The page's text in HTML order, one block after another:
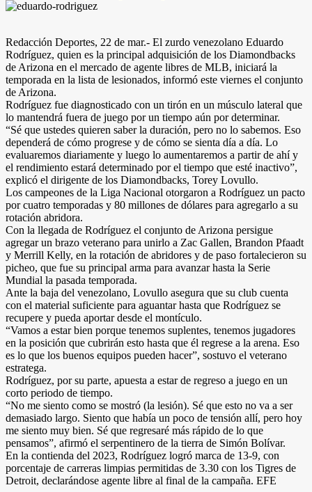
Redacción Deportes, 22 de mar.- El zurdo venezolano Eduardo
Rodríguez, quien es la principal adquisición de los Diamondbacks
de Arizona en el mercado de agente libres de MLB, iniciará la
temporada en la lista de lesionados, informó este viernes el conjunto
de Arizona.
Rodríguez fue diagnosticado con un tirón en un músculo lateral que
lo mantendrá fuera de juego por un tiempo aún por determinar.
“Sé que ustedes quieren saber la duración, pero no lo sabemos. Eso
dependerá de cómo progrese y de cómo se sienta día a día. Lo
evaluaremos diariamente y luego lo aumentaremos a partir de ahí y
el rendimiento estará determinado por el tiempo que esté inactivo”,
explicó el dirigente de los Diamondbacks, Torey Lovullo.
Los campeones de la Liga Nacional otorgaron a Rodríguez un pacto
por cuatro temporadas y 80 millones de dólares para agregarlo a su
rotación abridora.
Con la llegada de Rodríguez el conjunto de Arizona persigue
agregar un brazo veterano para unirlo a Zac Gallen, Brandon Pfaadt
y Merrill Kelly, en la rotación de abridores y de paso fortalecieron su
picheo, que fue su principal arma para avanzar hasta la Serie
Mundial la pasada temporada.
Ante la baja del venezolano, Lovullo asegura que su club cuenta
con el material suficiente para aguantar hasta que Rodríguez se
recupere y pueda aportar desde el montículo.
“Vamos a estar bien porque tenemos suplentes, tenemos jugadores
en la posición que cubrirán esto hasta que él regrese a la arena. Eso
es lo que los buenos equipos pueden hacer”, sostuvo el veterano
estratega.
Rodríguez, por su parte, apuesta a estar de regreso a juego en un
corto periodo de tiempo.
“No me siento como se mostró (la lesión). Sé que esto no va a ser
demasiado largo. Siento que había un poco de tensión allí, pero hoy
me siento muy bien. Sé que regresaré más rápido de lo que
pensamos”, afirmó el serpentinero de la tierra de Simón Bolívar.
En la contienda del 2023, Rodríguez logró marca de 13-9, con
porcentaje de carreras limpias permitidas de 3.30 con los Tigres de
Detroit, declarándose agente libre al final de la campaña. EFE